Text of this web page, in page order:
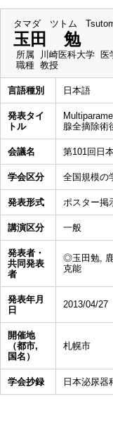
タマダ ツトム
玉田 勉
所属
川崎医科大学
職種 教授
言語種別 日本語
発表タイ
トル
腺全摘除術
会議名 第101回日
学会区分 全国規模の
発表形式 ポスター掲
講演区分 一般
発表者・
共同発表
者
◎玉田勉,
克能
発表年月
日
2013/04/27
開催地
（都市,
国名）
札幌市
学会抄録 日本泌尿器